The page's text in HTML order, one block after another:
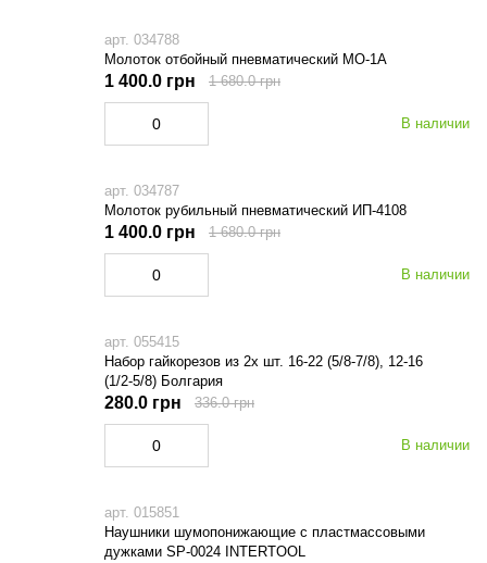
арт. 034788
Молоток отбойный пневматический МО-1А
В наличии
1 400.0 грн 1 680.0 грн
арт. 034787
Молоток рубильный пневматический ИП-4108
В наличии
1 400.0 грн 1 680.0 грн
арт. 055415
Набор гайкорезов из 2х шт. 16-22 (5/8-7/8), 12-16
(1/2-5/8) Болгария
В наличии
280.0 грн 336.0 грн
арт. 015851
Наушники шумопонижающие с пластмассовыми
дужками SP-0024 INTERTOOL